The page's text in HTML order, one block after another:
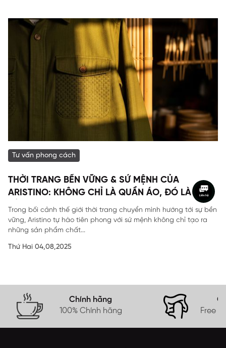
Tư vấn phong cách
THỜI TRANG BỀN VỮNG & SỨ MỆNH CỦA
ARISTINO: KHÔNG CHỈ LÀ QUẦN ÁO, ĐÓ LÀ DI
SẢN
Trong bối cảnh thế giới thời trang chuyển mình hướng tới sự bền
vững, Aristino tự hào tiên phong với sứ mệnh không chỉ tạo ra
những sản phẩm chất...
Thứ Hai 04,08,2025
Chính hãng
100% Chính hãng
Free